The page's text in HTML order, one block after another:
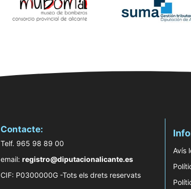
Contacte:
Telf. 965 98 89 00
email: registro@diputacionalicante.es
CIF: P0300000G -Tots els drets reservats
Avís